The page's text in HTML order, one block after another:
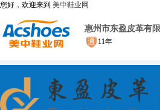
您好，欢迎来到 美中鞋业网
惠州市东盈皮革有
11年